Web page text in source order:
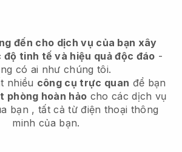
đến cho dịch vụ của bạn xây
độ tinh tế và hiệu quả độc đáo -
có ai như chúng tôi.
nhiều công cụ trực quan để bạn
phòng hoàn hảo cho các dịch vụ
bạn , tất cả từ điện thoại thông
minh của bạn.